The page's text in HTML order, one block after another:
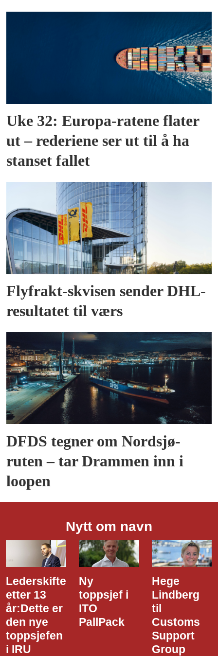
Uke 32: Europa-ratene flater
ut – rederiene ser ut til å ha
stanset fallet
Flyfrakt-skvisen sender DHL-
resultatet til værs
DFDS tegner om Nordsjø-
ruten – tar Drammen inn i
loopen
Nytt om navn
Lederskifte
etter 13
år:Dette er
den nye
toppsjefen
i IRU
Ny
toppsjef i
ITO
PallPack
Hege
Lindberg
til
Customs
Support
Group